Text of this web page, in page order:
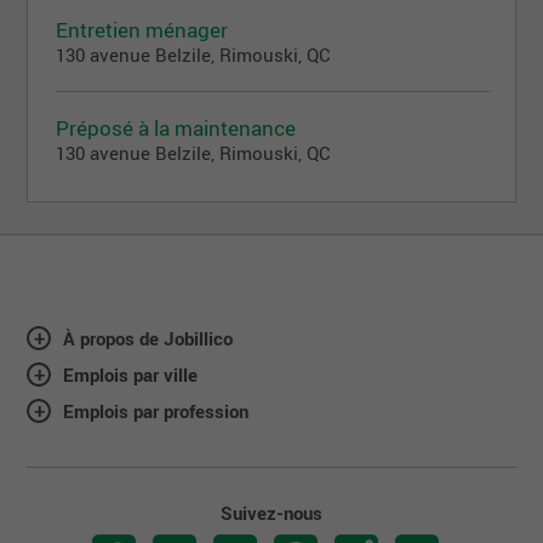
Entretien ménager
130 avenue Belzile, Rimouski, QC
Préposé à la maintenance
130 avenue Belzile, Rimouski, QC
À propos de Jobillico
Emplois par ville
Emplois par profession
Suivez-nous